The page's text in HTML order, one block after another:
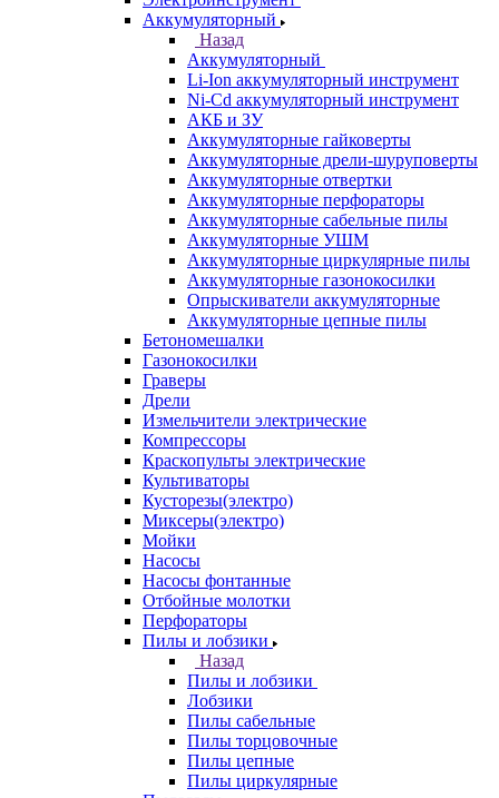
Аккумуляторный
Назад
Аккумуляторный
Li-Ion аккумуляторный инструмент
Ni-Cd аккумуляторный инструмент
АКБ и ЗУ
Аккумуляторные гайковерты
Аккумуляторные дрели-шуруповерты
Аккумуляторные отвертки
Аккумуляторные перфораторы
Аккумуляторные сабельные пилы
Аккумуляторные УШМ
Аккумуляторные циркулярные пилы
Аккумуляторные газонокосилки
Опрыскиватели аккумуляторные
Аккумуляторные цепные пилы
Бетономешалки
Газонокосилки
Граверы
Дрели
Измельчители электрические
Компрессоры
Краскопульты электрические
Культиваторы
Кусторезы(электро)
Миксеры(электро)
Мойки
Насосы
Насосы фонтанные
Отбойные молотки
Перфораторы
Пилы и лобзики
Назад
Пилы и лобзики
Лобзики
Пилы сабельные
Пилы торцовочные
Пилы цепные
Пилы циркулярные